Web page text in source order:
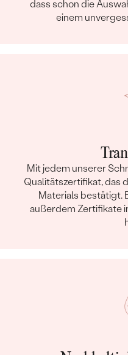
dass schon die
einem
Mit jedem unserer
Qualitätszertifikat, das
Materials bestätigt.
außerdem Zertifikate